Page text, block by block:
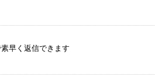
早く返信できます